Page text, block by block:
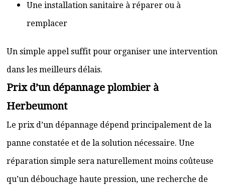
Une installation sanitaire à réparer ou à
remplacer
Un simple appel suffit pour organiser une intervention
dans les meilleurs délais.
Prix d’un dépannage plombier à
Herbeumont
Le prix d’un dépannage dépend principalement de la
panne constatée et de la solution nécessaire. Une
réparation simple sera naturellement moins coûteuse
qu’un débouchage haute pression, une recherche de